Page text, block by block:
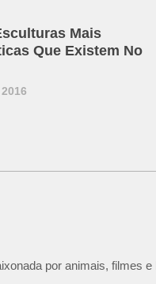
Mais
Que Existem No
por animais, filmes e